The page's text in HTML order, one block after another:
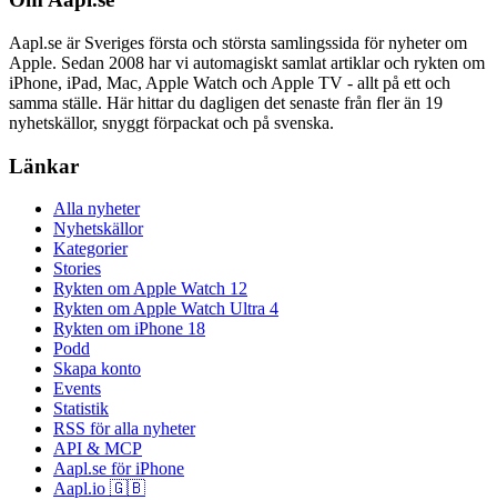
Aapl.se är Sveriges första och största samlingssida för nyheter om
Apple. Sedan 2008 har vi automagiskt samlat artiklar och rykten om
iPhone, iPad, Mac, Apple Watch och Apple TV - allt på ett och
samma ställe. Här hittar du dagligen det senaste från fler än 19
nyhetskällor, snyggt förpackat och på svenska.
Länkar
Alla nyheter
Nyhetskällor
Kategorier
Stories
Rykten om Apple Watch 12
Rykten om Apple Watch Ultra 4
Rykten om iPhone 18
Podd
Skapa konto
Events
Statistik
RSS för alla nyheter
API & MCP
Aapl.se för iPhone
Aapl.io 🇬🇧